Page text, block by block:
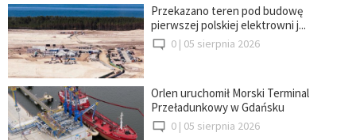
Przekazano teren pod budowę
pierwszej polskiej elektrowni j...
0 | 05 sierpnia 2026
Orlen uruchomił Morski Terminal
Przeładunkowy w Gdańsku
0 | 05 sierpnia 2026